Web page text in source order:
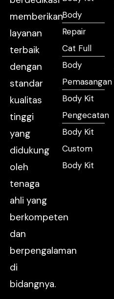
memberikan
layanan
terbaik
dengan
standar
kualitas
tinggi
yang
didukung
oleh
tenaga
ahli yang
berkompeten
dan
berpengalaman
di
bidangnya.
Body
Repair
Cat Full
Body
Pemasangan
Body Kit
Pengecatan
Body Kit
Custom
Body Kit